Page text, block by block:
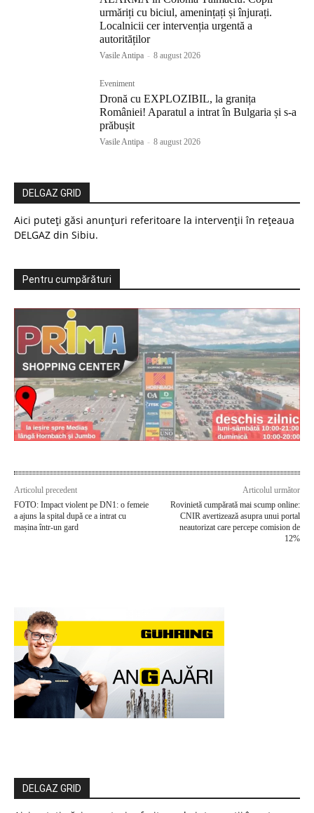
urmăriți cu biciul, amenințați și înjurați.
Localnicii cer intervenția urgentă a
autorităților
Vasile Antipa - 8 august 2026
Eveniment
Dronă cu EXPLOZIBIL, la granița
României! Aparatul a intrat în Bulgaria și s-a
prăbușit
Vasile Antipa - 8 august 2026
DELGAZ GRID
Aici puteți găsi anunțuri referitoare la intervenții în rețeaua
DELGAZ din Sibiu.
Pentru cumpărături
Articolul precedent
FOTO: Impact violent pe DN1: o femeie
a ajuns la spital după ce a intrat cu
mașina într-un gard
Articolul următor
Rovinietă cumpărată mai scump online:
CNIR avertizează asupra unui portal
neautorizat care percepe comision de
12%
DELGAZ GRID